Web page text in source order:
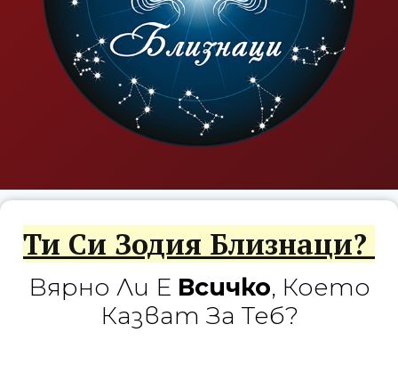
Ти Си Зодия Близнаци?
Вярно Ли Е Всичко, Което
Казват За Теб?